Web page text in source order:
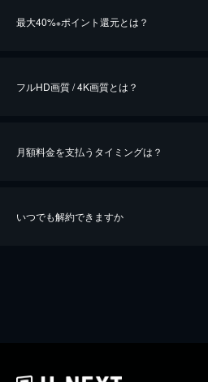
最大40%※ポイント還元とは？
※40％ポイント還元の対象は、クレジットカード決
iOSアプリのUコイン決済による作品の購入 / レ
フルHD画質 / 4K画質とは？
月額料金を支払うタイミングは？
いつでも解約できますか